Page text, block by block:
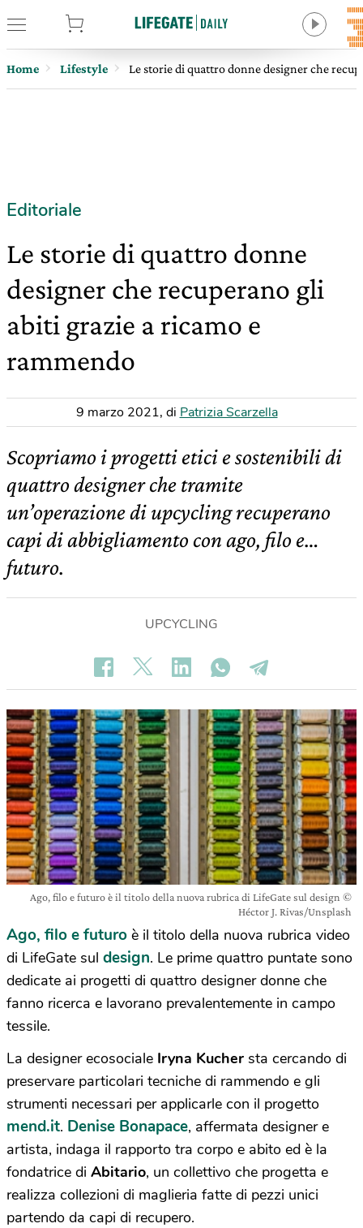
Home Lifestyle Le storie di quattro donne designer che
Editoriale
Le storie di quattro donne
designer che recuperano gli
abiti grazie a ricamo e
rammendo
9 marzo 2021, di Patrizia Scarzella
Scopriamo i progetti etici e sostenibili di
quattro designer che tramite
un’operazione di upcycling recuperano
capi di abbigliamento con ago, filo e…
futuro.
UPCYCLING
Ago, filo e futuro è il titolo della nuova rubrica di LifeGate sul design ©
Héctor J. Rivas/Unsplash
Ago, filo e futuro è il titolo della nuova rubrica video
di LifeGate sul design. Le prime quattro puntate sono
dedicate ai progetti di quattro designer donne che
fanno ricerca e lavorano prevalentemente in campo
tessile.
La designer ecosociale Iryna Kucher sta cercando di
preservare particolari tecniche di rammendo e gli
strumenti necessari per applicarle con il progetto
mend.it. Denise Bonapace, affermata designer e
artista, indaga il rapporto tra corpo e abito ed è la
fondatrice di Abitario, un collettivo che progetta e
realizza collezioni di maglieria fatte di pezzi unici
partendo da capi di recupero.